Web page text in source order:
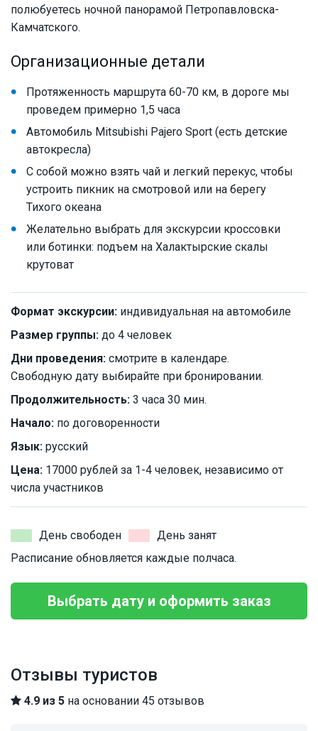
полюбуетесь ночной панорамой Петропавловска-
Камчатского.
Организационные детали
Протяженность маршрута 60-70 км, в дороге мы
проведем примерно 1,5 часа
Автомобиль Mitsubishi Pajero Sport (есть детские
автокресла)
С собой можно взять чай и легкий перекус, чтобы
устроить пикник на смотровой или на берегу
Тихого океана
Желательно выбрать для экскурсии кроссовки
или ботинки: подъем на Халактырские скалы
крутоват
Формат экскурсии: индивидуальная на автомобиле
Размер группы: до 4 человек
Дни проведения: смотрите в календаре.
Свободную дату выбирайте при бронировании.
Продолжительность: 3 часа 30 мин.
Начало: по договоренности
Язык: русский
Цена: 17000 рублей за 1-4 человек, независимо от
числа участников
День свободен
День занят
Расписание обновляется каждые полчаса.
Выбрать дату и оформить заказ
Отзывы туристов
4.9 из 5 на основании 45 отзывов